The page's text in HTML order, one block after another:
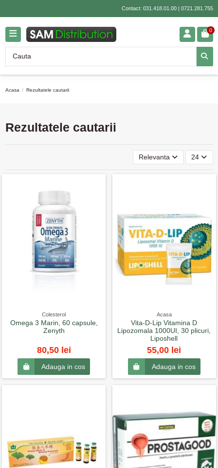
Contact: 031.418.01.00| 0721.281.755
0
Acasa Rezultatele cautarii
Rezultatele cautarii
Relevanta 24
Colesterol
Omega 3 Marin, 60 capsule,
Zenyth
80,50 lei
Adauga in cos
Acasa
Vita-D-Lip Vitamina D
Lipozomala 1000UI, 30 plicuri,
Liposhell
55,00 lei
Adauga in cos